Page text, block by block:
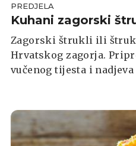
PREDJELA
Kuhani zagorski
Zagorski štrukli ili
Hrvatskog zagorja.
vučenog tijesta i